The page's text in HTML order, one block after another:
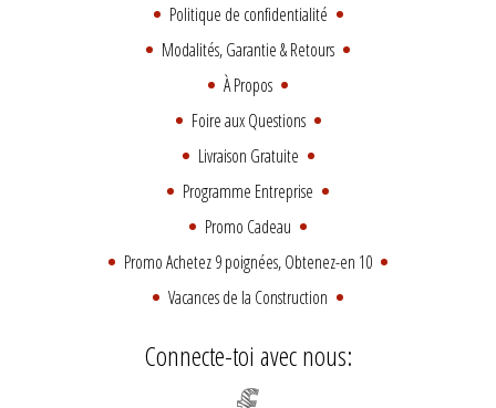
Politique de confidentialité
Modalités, Garantie & Retours
À Propos
Foire aux Questions
Livraison Gratuite
Programme Entreprise
Promo Cadeau
Promo Achetez 9 poignées, Obtenez-en 10
Vacances de la Construction
Connecte-toi avec nous: